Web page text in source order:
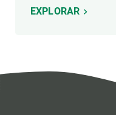
EXPLORAR